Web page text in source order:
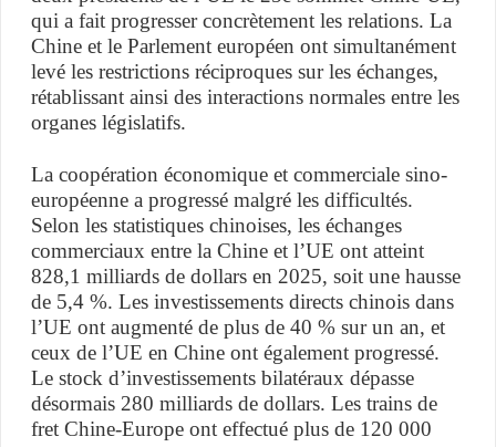
qui a fait progresser concrètement les relations. La
Chine et le Parlement européen ont simultanément
levé les restrictions réciproques sur les échanges,
rétablissant ainsi des interactions normales entre les
organes législatifs.
La coopération économique et commerciale sino-
européenne a progressé malgré les difficultés.
Selon les statistiques chinoises, les échanges
commerciaux entre la Chine et l’UE ont atteint
828,1 milliards de dollars en 2025, soit une hausse
de 5,4 %. Les investissements directs chinois dans
l’UE ont augmenté de plus de 40 % sur un an, et
ceux de l’UE en Chine ont également progressé.
Le stock d’investissements bilatéraux dépasse
désormais 280 milliards de dollars. Les trains de
fret Chine-Europe ont effectué plus de 120 000